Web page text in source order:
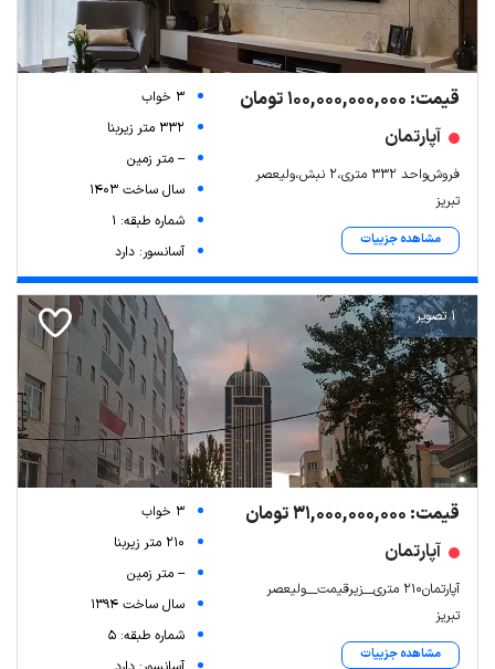
قیمت: 100,000,000,000 تومان
آپارتمان
فروش‌واحد ۳۳۲ متری،۲ نبش،ولیعصر
تبریز
مشاهده جزییات
3 خواب
332 متر زیربنا
-- متر زمین
سال ساخت 1403
شماره طبقه: 1
آسانسور: دارد
1 تصویر
قیمت: 31,000,000,000 تومان
آپارتمان
آپارتمان۲۱۰ متری__زیرقیمت__ولیعصر
تبریز
مشاهده جزییات
3 خواب
210 متر زیربنا
-- متر زمین
سال ساخت 1394
شماره طبقه: 5